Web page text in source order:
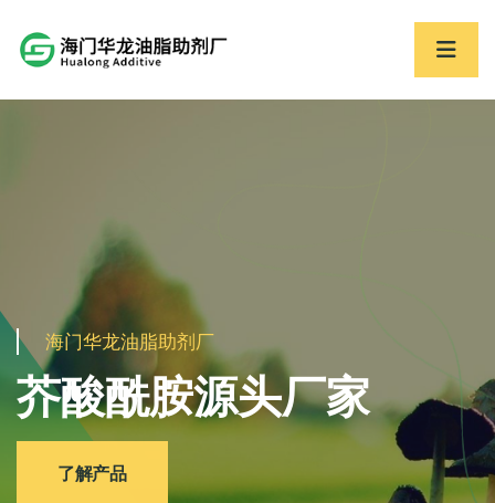
海门华龙油脂助剂厂
芥酸酰胺源头厂家
了解产品
海门华龙油脂助剂厂
强毅力行 通达天下
走进华龙
海门华龙油脂助剂厂
芥酸酰胺源头厂家
了解产品
海门华龙油脂助剂厂
强毅力行 通达天下
走进华龙